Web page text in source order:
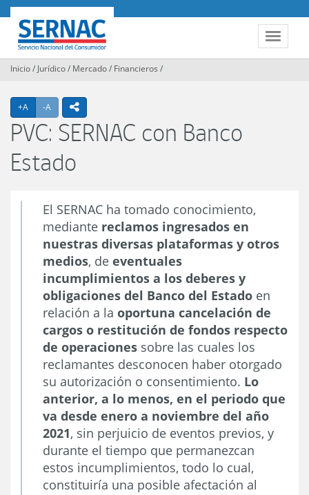
Contenido
principal
Toggle
SERNAC
Inicio/ Jurídico/ Mercado/ Financieros /
+A Agrandar texto
-A Achicar textoicono compartir
PVC: SERNAC con Banco
Estado
El SERNAC ha tomado conocimiento,
mediante reclamos ingresados en
nuestras diversas plataformas y otros
medios, de eventuales
incumplimientos a los deberes y
obligaciones del Banco del Estado en
relación a la oportuna cancelación de
cargos o restitución de fondos respecto
de operaciones sobre las cuales los
reclamantes desconocen haber otorgado
su autorización o consentimiento. Lo
anterior, a lo menos, en el periodo que
va desde enero a noviembre del año
2021, sin perjuicio de eventos previos, y
durante el tiempo que permanezcan
estos incumplimientos, todo lo cual,
constituiría una posible afectación al